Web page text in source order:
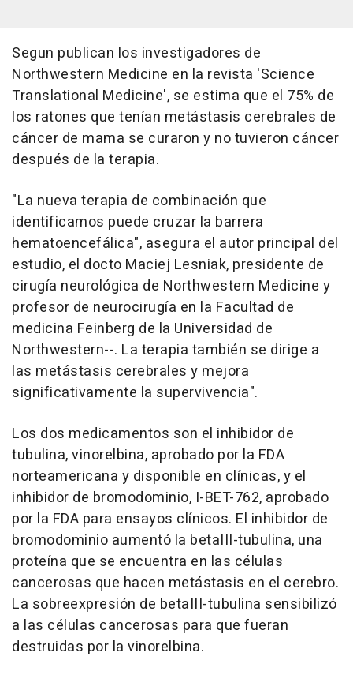
Segun publican los investigadores de
Northwestern Medicine en la revista 'Science
Translational Medicine', se estima que el 75% de
los ratones que tenían metástasis cerebrales de
cáncer de mama se curaron y no tuvieron cáncer
después de la terapia.
"La nueva terapia de combinación que
identificamos puede cruzar la barrera
hematoencefálica", asegura el autor principal del
estudio, el docto Maciej Lesniak, presidente de
cirugía neurológica de Northwestern Medicine y
profesor de neurocirugía en la Facultad de
medicina Feinberg de la Universidad de
Northwestern--. La terapia también se dirige a
las metástasis cerebrales y mejora
significativamente la supervivencia".
Los dos medicamentos son el inhibidor de
tubulina, vinorelbina, aprobado por la FDA
norteamericana y disponible en clínicas, y el
inhibidor de bromodominio, I-BET-762, aprobado
por la FDA para ensayos clínicos. El inhibidor de
bromodominio aumentó la betaIII-tubulina, una
proteína que se encuentra en las células
cancerosas que hacen metástasis en el cerebro.
La sobreexpresión de betaIII-tubulina sensibilizó
a las células cancerosas para que fueran
destruidas por la vinorelbina.